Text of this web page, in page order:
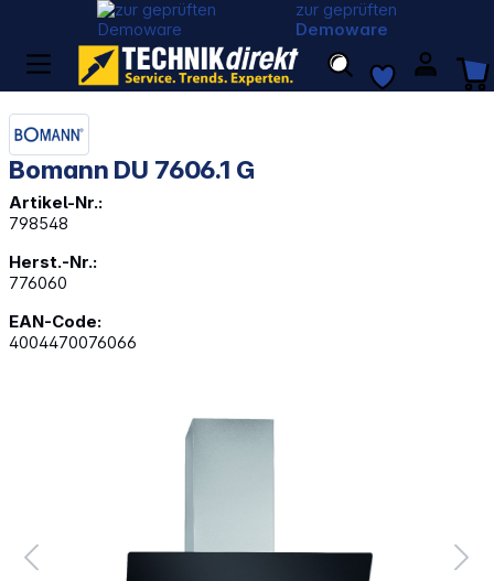
zur geprüften
Demoware
Bomann DU 7606.1 G
Artikel-Nr.:
798548
Herst.-Nr.:
776060
EAN-Code:
4004470076066
Bildergalerie überspringen